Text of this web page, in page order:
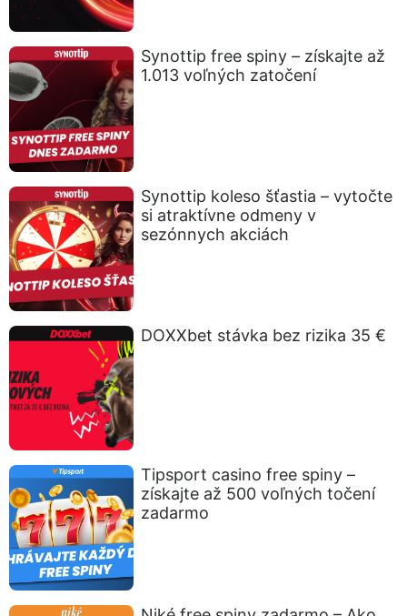
Synottip free spiny – získajte až
1.013 voľných zatočení
Synottip koleso šťastia – vytočte
si atraktívne odmeny v
sezónnych akciách
DOXXbet stávka bez rizika 35 €
Tipsport casino free spiny –
získajte až 500 voľných točení
zadarmo